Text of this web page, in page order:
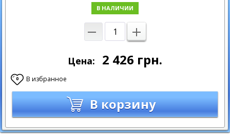
В НАЛИЧИИ
Цена: 2 426 грн.
0 В избранное
В корзину